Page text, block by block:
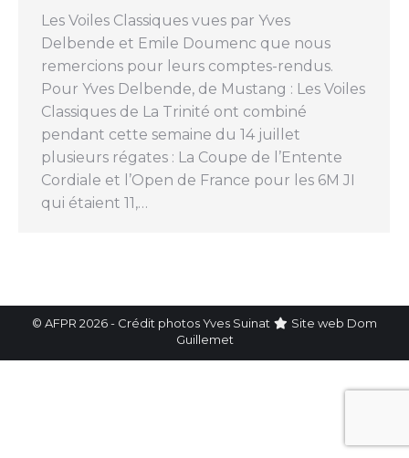
Les Voiles Classiques vues par Yves
Delbende et Emile Doumenc que nous
remercions pour leurs comptes-rendus.
Pour Yves Delbende, de Mustang : Les Voiles
Classiques de La Trinité ont combiné
pendant cette semaine du 14 juillet
plusieurs régates : La Coupe de l’Entente
Cordiale et l’Open de France pour les 6M JI
qui étaient 11,…
© AFPR 2026 - Crédit photos Yves Suinat Site web Dom
Guillemet